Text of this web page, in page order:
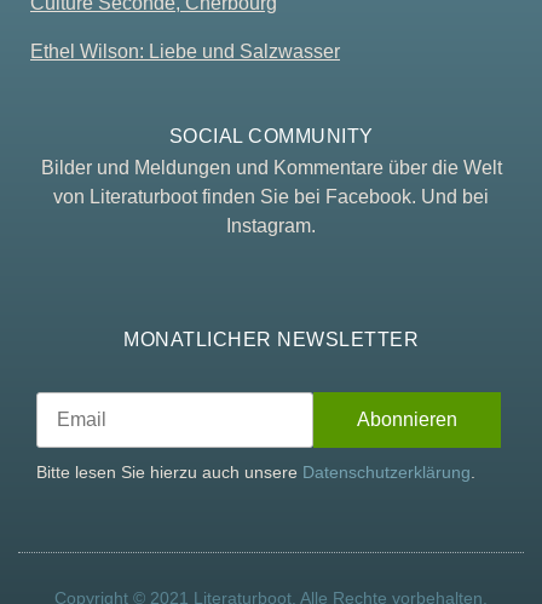
Ethel Wilson: Liebe und Salzwasser
SOCIAL COMMUNITY
Bilder und Meldungen und Kommentare über die Welt
von Literaturboot finden Sie bei Facebook. Und bei
Instagram.
MONATLICHER NEWSLETTER
Bitte lesen Sie hierzu auch unsere Datenschutzerklärung.
Copyright © 2021 Literaturboot. Alle Rechte vorbehalten.